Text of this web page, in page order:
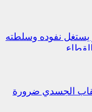
نفوده وسلطته
الجسدي ضرورة